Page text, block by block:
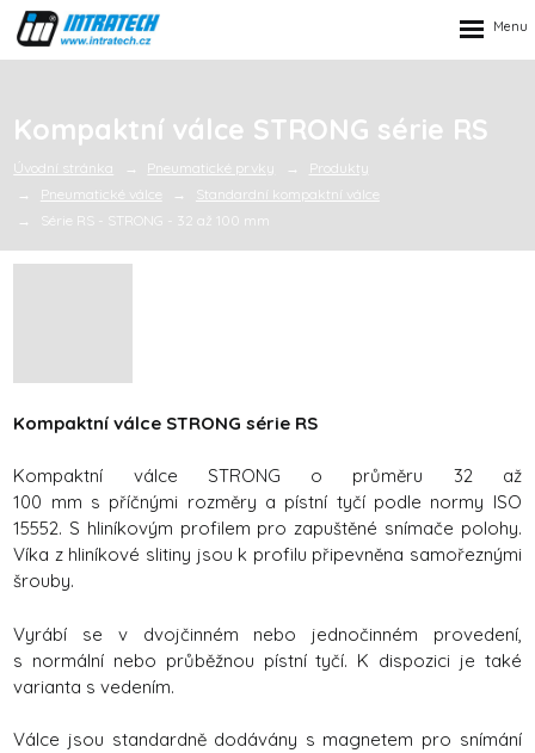
Kompaktní válce STRONG série RS
Úvodní stránka Pneumatické prvky
Produkty
Pneumatické válce
Standardní kompaktní válce
Série RS - STRONG - 32 až 100 mm
Kompaktní válce STRONG série RS
Kompaktní válce STRONG o průměru 32 až
100 mm s příčnými rozměry a pístní tyčí podle normy ISO
15552. S hliníkovým profilem pro zapuštěné snímače polohy.
Víka z hliníkové slitiny jsou k profilu připevněna samořeznými
šrouby.
Vyrábí se v dvojčinném nebo jednočinném provedení,
s normální nebo průběžnou pístní tyčí. K dispozici je také
varianta s vedením.
Válce jsou standardně dodávány s magnetem pro snímání